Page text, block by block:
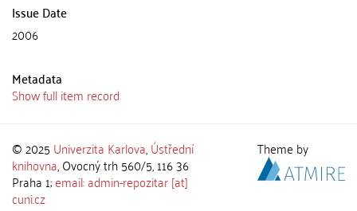
Issue Date
2006
Metadata
Show full item record
© 2025 Univerzita Karlova,Ústřední
knihovna, Ovocný trh 560/5, 116 36
Praha 1;email: admin-repozitar [at]
cuni.cz
Theme by